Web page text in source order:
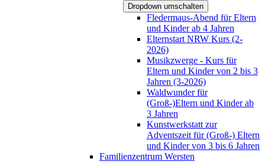
Dropdown umschalten
Fledermaus-Abend für Eltern
und Kinder ab 4 Jahren
Elternstart NRW Kurs (2-
2026)
Musikzwerge - Kurs für
Eltern und Kinder von 2 bis 3
Jahren (3-2026)
Waldwunder für
(Groß-)Eltern und Kinder ab
3 Jahren
Kunstwerkstatt zur
Adventszeit für (Groß-) Eltern
und Kinder von 3 bis 6 Jahren
Familienzentrum Wersten